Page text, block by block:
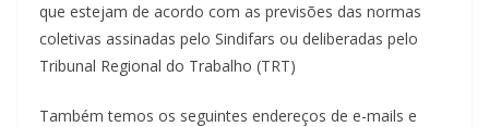
que estejam de acordo com as previsões das normas
coletivas assinadas pelo Sindifars ou deliberadas pelo
Tribunal Regional do Trabalho (TRT)
Também temos os seguintes endereços de e-mails e